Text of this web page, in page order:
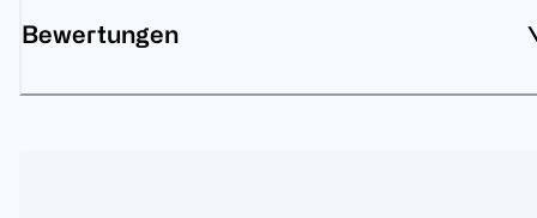
Bewertungen